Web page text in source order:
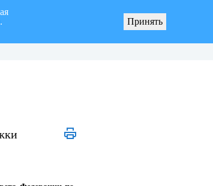
О мерах по реализации инициативных
Принять